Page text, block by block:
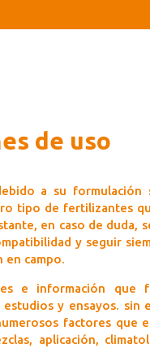
de uso
a su
tipo de fertilizantes
en caso de duda,
y seguir
en campo.
e información
y ensayos. sin
factores que
aplicación,